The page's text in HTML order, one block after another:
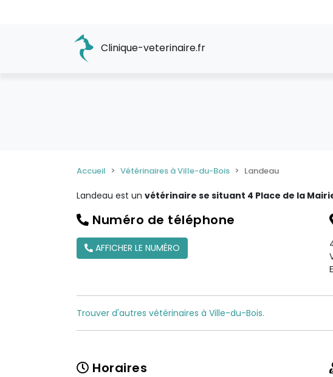
Clinique-veterinaire.fr
Accueil Vétérinaires à Ville-du-Bois Landeau
Landeau est un vétérinaire se situant 4 Place de la
Numéro de téléphone
AFFICHER LE NUMÉRO
Trouver d'autres vétérinaires à Ville-du-Bois.
Horaires